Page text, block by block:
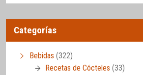
Categorías
Bebidas (322)
Recetas de Cócteles (33)